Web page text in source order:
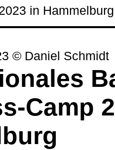
in Hammelburg
© Daniel Schmidt
Camp